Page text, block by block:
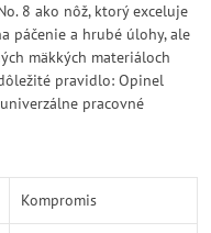
8 ako nôž, ktorý exceluje
páčenie a hrubé úlohy, ale
mäkkých materiáloch
pravidlo: Opinel
pracovné
Kompromis